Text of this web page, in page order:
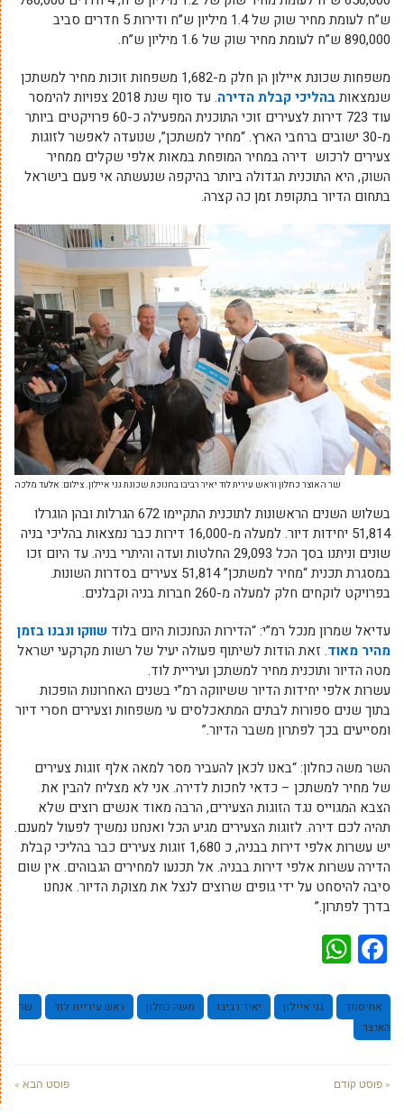
ש”ח לעומת מחיר שוק של 1.4 מיליון ש”ח ודירות 5 חדרים סביב
890,000 ש”ח לעומת מחיר שוק של 1.6 מיליון ש”ח.
משפחות שכונת איילון הן חלק מ-1,682 משפחות זוכות מחיר למשתכן
שנמצאותבהליכי קבלת הדירה
. עד סוף שנת 2018 צפויות להימסר
עוד 723 דירות לצעירים זוכי התוכנית המפעילה כ-60 פרויקטים ביותר
מ-30 ישובים ברחבי הארץ. “מחיר למשתכן”, שנועדה לאפשר לזוגות
צעירים לרכוש דירה במחיר המופחת במאות אלפי שקלים ממחיר
השוק, היא התוכנית הגדולה ביותר בהיקפה שנעשתה אי פעם בישראל
בתחום הדיור בתקופת זמן כה קצרה.
שר האוצר כחלון וראש עירית לוד יאיר רביבו בחנוכת שכונת גני איילון. צילום: אלעד מלכה
בשלוש השנים הראשונות לתוכנית התקיימו 672 הגרלות ובהן הוגרלו
51,814 יחידות דיור. למעלה מ-16,000 דירות כבר נמצאות בהליכי בניה
שונים וניתנו בסך הכל 29,093 החלטות ועדה והיתרי בניה. עד היום זכו
במסגרת תכנית “מחיר למשתכן” 51,814 צעירים בסדרות השונות.
בפרויקט לוקחים חלק למעלה מ-260 חברות בניה וקבלנים.
עדיאל שמרון מנכל רמ”י: “הדירות הנחנכות היום בלוד שווקו ונבנו בזמן
מהיר מאוד. זאת הודות לשיתוף פעולה יעיל של רשות מקרקעי ישראל
מטה הדיור ותוכנית מחיר למשתכן ועיריית לוד.
עשרות אלפי יחידות הדיור ששיווקה רמ”י בשנים האחרונות הופכות
בתוך שנים ספורות לבתים המתאכלסים עי משפחות וצעירים חסרי דיור
ומסייעים בכך לפתרון משבר הדיור.”
השר משה כחלון: “באנו לכאן להעביר מסר למאה אלף זוגות צעירים
של מחיר למשתכן – כדאי לחכות לדירה. אני לא מצליח להבין את
הצבא המגוייס נגד הזוגות הצעירים, הרבה מאוד אנשים רוצים שלא
תהיה לכם דירה. לזוגות הצעירים מגיע הכל ואנחנו נמשיך לפעול למענם.
יש עשרות אלפי דירות בבניה, כ 1,680 זוגות צעירים כבר בהליכי קבלת
הדירה עשרות אלפי דירות בבניה. אל תכנעו למחירים הגבוהים. אין שום
סיבה להיסחט על ידי גופים שרוצים לנצל את מצוקת הדיור. אנחנו
בדרך לפתרון.”
Facebook
אחיסמך גני איילון יאיר רביבו משה כחלון ראש עיריית לוד
שר
האוצר
« פוסט קודם פוסט הבא »